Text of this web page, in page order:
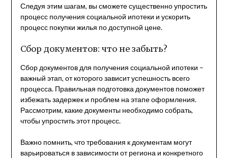
Следуя этим шагам, вы сможете существенно упростить
процесс получения социальной ипотеки и ускорить
процесс покупки жилья по доступной цене.
Сбор документов: что не забыть?
Сбор документов для получения социальной ипотеки –
важный этап, от которого зависит успешность всего
процесса. Правильная подготовка документов поможет
избежать задержек и проблем на этапе оформления.
Рассмотрим, какие документы необходимо собрать,
чтобы упростить этот процесс.
Важно помнить, что требования к документам могут
варьироваться в зависимости от региона и конкретного